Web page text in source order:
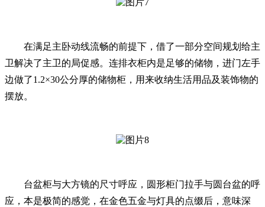
在满足主卧动线流畅的前提下，借了一部分空间规划给主
卫解决了主卫的局促感。连排衣柜内是足够的储物，进门左手
边做了1.2×30公分厚的储物柜，用来收纳生活用品及装饰物的
摆放。
台盆柜与大方镜的尺寸呼应，圆形柜门拉手与圆台盆的呼
应，本是极简的感觉，在金色五金与灯具的点缀后，意味深